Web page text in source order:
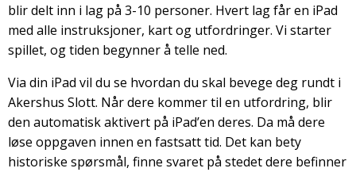
blir delt inn i lag på 3-10 personer. Hvert lag får en iPad
med alle instruksjoner, kart og utfordringer. Vi starter
spillet, og tiden begynner å telle ned.
Via din iPad vil du se hvordan du skal bevege deg rundt i
Akershus Slott. Når dere kommer til en utfordring, blir
den automatisk aktivert på iPad’en deres. Da må dere
løse oppgaven innen en fastsatt tid. Det kan bety
historiske spørsmål, finne svaret på stedet dere befinner